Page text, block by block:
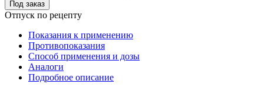
Под заказ
Отпуск по рецепту
Показания к применению
Противопоказания
Способ применения и дозы
Аналоги
Подробное описание